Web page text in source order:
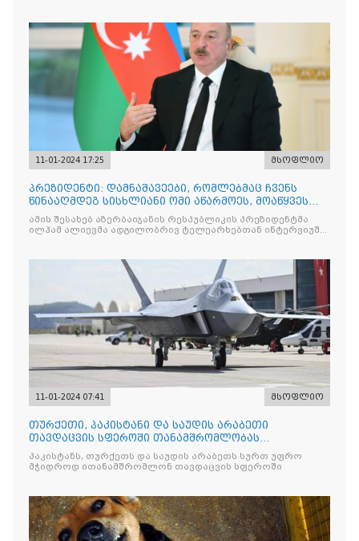
11-01-2024 17:25 მსოფლიო
პრეზიდენტი: დამნაშავეები, რომლებმაც ჩვენს
წინააღმდეგ სისხლიანი ომი აწარმოეს, მოაწყვეს
ხოჯალის გენოციდი, პასუხს აგებენ სასამართლოს
წინაშე
ამის შესახებ აზერბაიჯანის რესპუბლიკის პრეზიდენტმა
ილჰამ ალიევმა ადგილობრივ ტელეარხებთან ინტერვიუში
11-01-2024 07:41 მსოფლიო
თურქეთი, პაკისტანი და საუდის არაბეთი
თავდაცვის სფეროში თანამშრომლობას
აძლიერებენ
პაკისტანს, თურქეთს და საუდის არაბეთს სურთ უფრო
მჭიდროდ ითანამშრომლონ თავდაცვის სფეროში